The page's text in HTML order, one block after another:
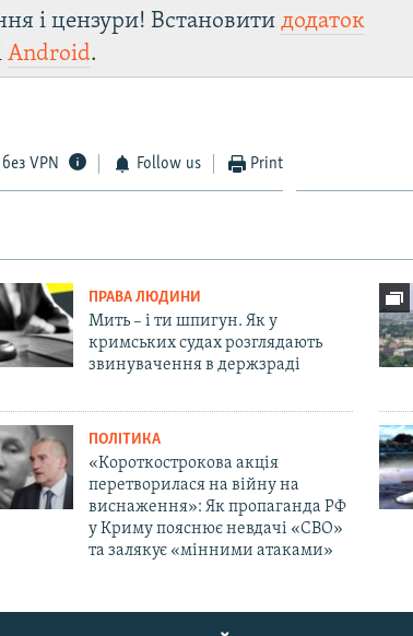
і цензури! Встановитидодаток
Android.
VPN Follow us Print
ПРАВА ЛЮДИНИ
Мить – і ти шпигун. Як у
кримських судах розглядають
звинувачення в держзраді
ПОЛІТИКА
«Короткострокова акція
перетворилася на війну на
виснаження»: Як пропаганда РФ
у Криму пояснює невдачі «СВО»
та залякує «мінними атаками»